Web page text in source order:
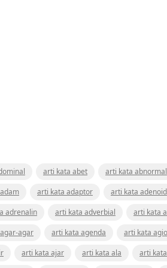
arti kata abet arti kata abnormal
arti kata adaptor arti kata adenoid
adrenalin arti kata adverbial arti kata
agar arti kata agenda arti kata agio
arti kata ajar arti kata ala arti